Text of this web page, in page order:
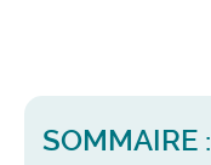
SOMMAIRE :